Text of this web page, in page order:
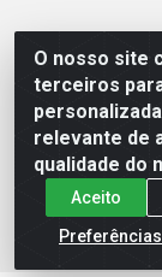
O nosso site
terceiros
relevante de
qualidade do
Aceito
Lutan
Itinga -